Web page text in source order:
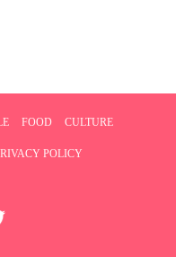
FOOD CULTURE
POLICY